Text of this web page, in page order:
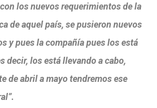
los nuevos requerimientos de la
de aquel país, se pusieron nuevos
y pues la compañía pues los está
decir, los está llevando a cabo,
de abril a mayo tendremos ese